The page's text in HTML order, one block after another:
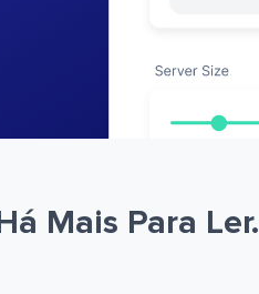
Há Mais Para Ler.